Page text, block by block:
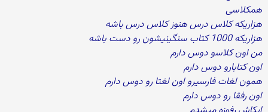
همکلاسی
هزاریکه کلاس درس هنوز کلاس درس باشه
هزاریکه 1000 کتاب سنگینیشون رو دست باشه
من اون کلاسو دوس دارم
اون کتابارو دوس دارم
همون لغات فارسیرو اون لغتا رو دوس دارم
اون رفقا رو دوس دارم